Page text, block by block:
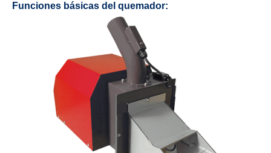
Funciones básicas del quemador: